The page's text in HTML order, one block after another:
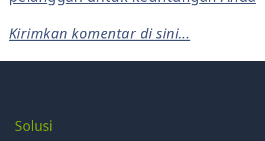
Kirimkan komentar di sini...
Solusi